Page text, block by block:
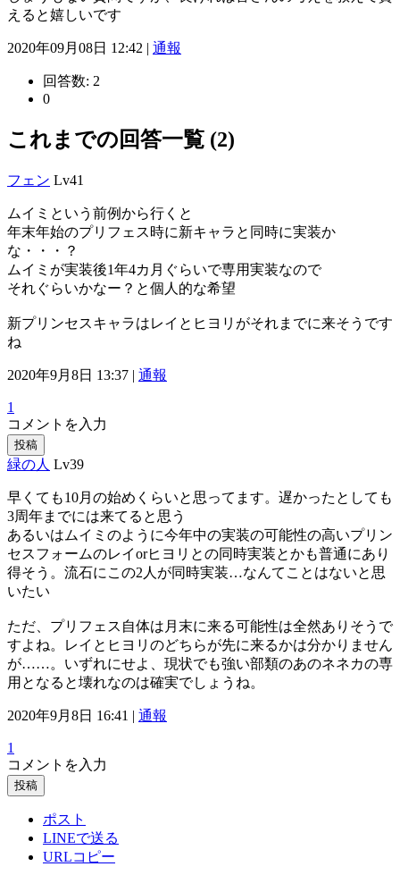
えると嬉しいです
2020年09月08日 12:42 | 通報
回答数: 2
0
これまでの回答一覧 (2)
フェン Lv41
ムイミという前例から行くと
年末年始のプリフェス時に新キャラと同時に実装か
な・・・？
ムイミが実装後1年4カ月ぐらいで専用実装なので
それぐらいかなー？と個人的な希望
新プリンセスキャラはレイとヒヨリがそれまでに来そうです
ね
2020年9月8日 13:37 | 通報
1
コメントを入力
投稿
緑の人 Lv39
早くても10月の始めくらいと思ってます。遅かったとしても
3周年までには来てると思う
あるいはムイミのように今年中の実装の可能性の高いプリン
セスフォームのレイorヒヨリとの同時実装とかも普通にあり
得そう。流石にこの2人が同時実装…なんてことはないと思
いたい
ただ、プリフェス自体は月末に来る可能性は全然ありそうで
すよね。レイとヒヨリのどちらが先に来るかは分かりません
が……。いずれにせよ、現状でも強い部類のあのネネカの専
用となると壊れなのは確実でしょうね。
2020年9月8日 16:41 | 通報
1
コメントを入力
投稿
ポスト
LINEで送る
URLコピー